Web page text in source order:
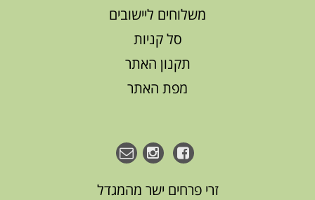
משלוחים ליישובים
סל קניות
תקנון האתר
מפת האתר
זרי פרחים ישר מהמגדל